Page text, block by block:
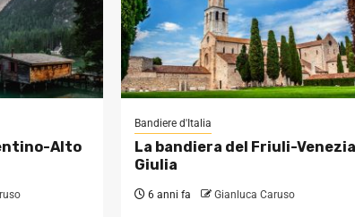
Alto
Bandiere d'Italia
La bandiera del Friuli-
Giulia
6 anni fa Gianluca Caruso